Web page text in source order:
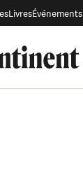
LivresÉvénements